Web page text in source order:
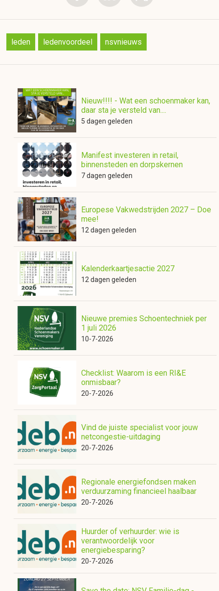
leden ledenvoordeel nsvnieuws
Nieuw!!!! - Wat een schoenmaker kan,
daar sta je versteld van....
5 dagen geleden
Manifest investeren in retail,
binnensteden en dorpskernen
7 dagen geleden
Europese Vakwedstrijden 2027 – Doe
mee!
12 dagen geleden
Kalenderkaartjesactie 2027
12 dagen geleden
Nieuwe premies Schoentechniek per
1 juli 2026
10-7-2026
Checklist: Waarom is een RI&E
onmisbaar?
20-7-2026
Vind de juiste specialist voor jouw
netcongestie-uitdaging
20-7-2026
Regionale energiefondsen maken
verduurzaming financieel haalbaar
20-7-2026
Huurder of verhuurder: wie is
verantwoordelijk voor
energiebesparing?
20-7-2026